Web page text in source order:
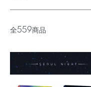
全559商品